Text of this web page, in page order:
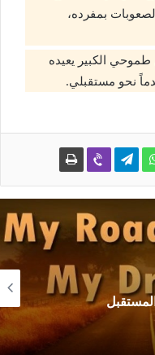
بمفرده،
طموحي الكبير يعيده
نحو مستقبلي.